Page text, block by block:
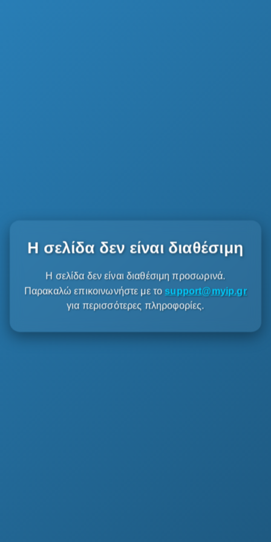
Η σελίδα δεν είναι διαθέσιμη
Η σελίδα δεν είναι διαθέσιμη προσωρινά.
Παρακαλώ επικοινωνήστε με το support@myip.gr
για περισσότερες πληροφορίες.